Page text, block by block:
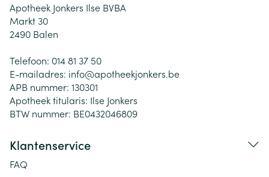
Apotheek Jonkers Ilse BVBA
Markt 30
2490 Balen
Telefoon: 014 81 37 50
E-mailadres: info@apotheekjonkers.be
APB nummer: 130301
Apotheek titularis: Ilse Jonkers
BTW nummer: BE0432046809
Klantenservice
FAQ